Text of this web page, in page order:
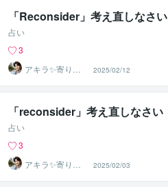
「Reconsider」考え直しなさい
占い
3
アキラ✨寄り添
う聴き手 迷い不
安の相談室
2025/02/12
「reconsider」考え直しなさい
占い
3
アキラ✨寄り添
う聴き手 迷い不
安の相談室
2025/02/03